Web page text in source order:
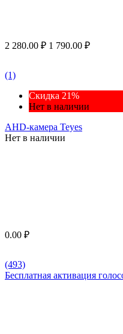
2 280.00 ₽ 1 790.00 ₽
(1)
Скидка 21%
Нет в наличии
AHD-камера Teyes
Нет в наличии
0.00 ₽
(493)
Бесплатная активация